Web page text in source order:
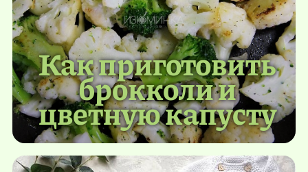
Как приготовить
брокколи и
цветную капусту